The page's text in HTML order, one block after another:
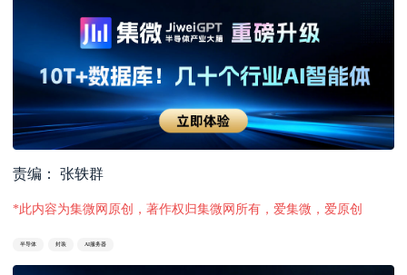
责编： 张轶群
*此内容为集微网原创，著作权归集微网所有，爱集微，爱原创
半导体 封装 AI服务器